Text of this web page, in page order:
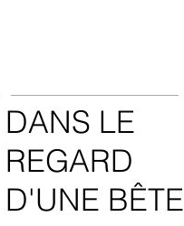
DANS LE
REGARD
D'UNE BÊTE